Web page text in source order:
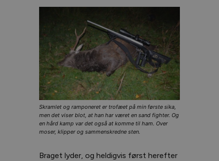
Skramlet og ramponeret er trofæet på min første sika,
men det viser blot, at han har været en sand fighter. Og
en hård kamp var det også at komme til ham. Over
moser, klipper og sammenskredne sten.
Braget lyder, og heldigvis først herefter